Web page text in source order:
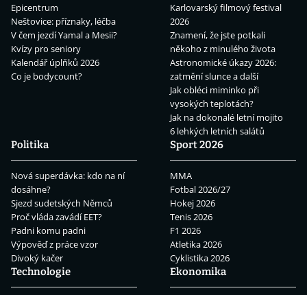
Epicentrum
Neštovice: příznaky, léčba
V čem jezdí Yamal a Mesii?
Kvízy pro seniory
Kalendář úplňků 2026
Co je bodycount?
Karlovarský filmový festival
2026
Znamení, že jste potkali
někoho z minulého života
Astronomické úkazy 2026:
zatmění slunce a další
Jak obléci miminko při
vysokých teplotách?
Jak na dokonalé letní mojito
6 lehkých letních salátů
Politika
Nová superdávka: kdo na ní
dosáhne?
Sjezd sudetských Němců
Proč vláda zavádí EET?
Padni komu padni
Výpověď z práce vzor
Divoký kačer
Sport 2026
MMA
Fotbal 2026/27
Hokej 2026
Tenis 2026
F1 2026
Atletika 2026
Cyklistika 2026
Technologie
Ekonomika